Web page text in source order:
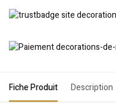
Fiche Produit Description